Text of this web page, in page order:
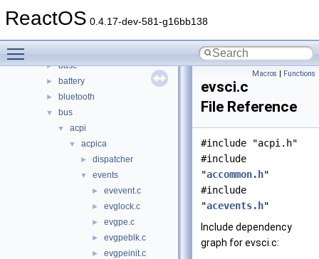
ReactOS 0.4.17-dev-581-g16bb138
► dll
► base
► battery
► bluetooth
▼ bus
▼ acpi
▼ acpica
► dispatcher
▼ events
► evevent.c
► evglock.c
► evgpe.c
► evgpeblk.c
► evgpeinit.c
Macros | Functions
evsci.c
File Reference
#include "acpi.h"
#include
"accommon.h"
#include
"acevents.h"
Include dependency
graph for evsci.c: